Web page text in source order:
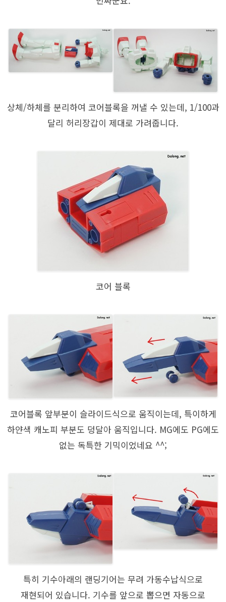
상체/하체를 분리하여 코어블록을 꺼낼 수 있는데, 1/100과
달리 허리장갑이 제대로 가려줍니다.
코어 블록
코어블록 앞부분이 슬라이드식으로 움직이는데, 특이하게
하얀색 캐노피 부분도 덩달아 움직입니다. MG에도 PG에도
없는 독특한 기믹이었네요 ^^;
특히 기수아래의 랜딩기어는 무려 가동수납식으로
재현되어 있습니다. 기수를 앞으로 뽑으면 자동으로